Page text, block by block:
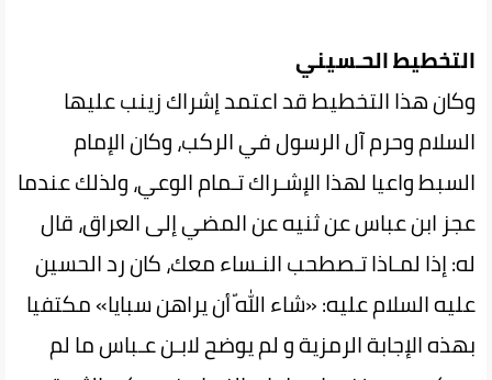
التخطيط‌ الحـسيني‌
وكان هذا التخطيط قد اعتمد إشراك زينب عليها
السلام وحرم آل الرسول في الركب‌، وكان‌ الإمام‌
السبط واعيا لهذا الإشـراك تـمام الوعي، ولذلك عندما
عجز ابن عباس عن ثنيه عن‌ المضي‌ إلى‌ العراق، قال
له: إذا لمـاذا تـصطحب النـساء معك، كان رد الحسين
عليه السلام عليه: «شاء اللّه‌ أن‌ يراهن سبايا» مكتفيا
بهذه الإجابة الرمزية و لم يوضح لابـن عـباس ما لم